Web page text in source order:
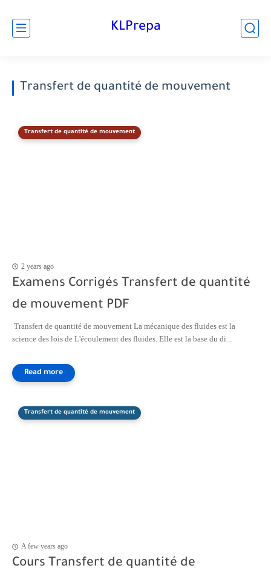
KLPrepa
Transfert de quantité de mouvement
Transfert de quantité de mouvement
2 years ago
Examens Corrigés Transfert de quantité
de mouvement PDF
Transfert de quantité de mouvement La mécanique des fluides est la
science des lois de L'écoulement des fluides. Elle est la base du di...
Transfert de quantité de mouvement
A few years ago
Cours Transfert de quantité de